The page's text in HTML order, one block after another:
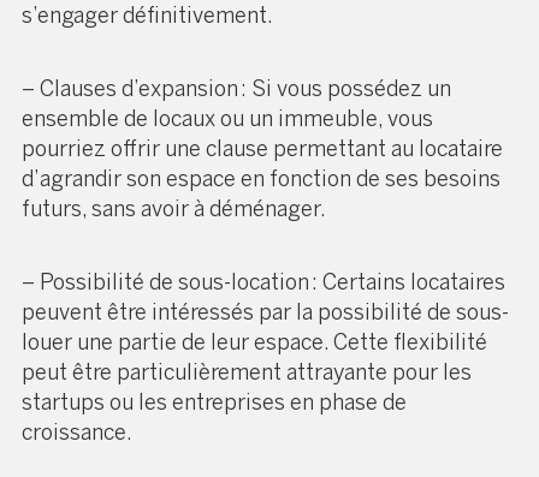
s’engager définitivement.
– Clauses d’expansion : Si vous possédez un
ensemble de locaux ou un immeuble, vous
pourriez offrir une clause permettant au locataire
d’agrandir son espace en fonction de ses besoins
futurs, sans avoir à déménager.
– Possibilité de sous-location : Certains locataires
peuvent être intéressés par la possibilité de sous-
louer une partie de leur espace. Cette flexibilité
peut être particulièrement attrayante pour les
startups ou les entreprises en phase de
croissance.